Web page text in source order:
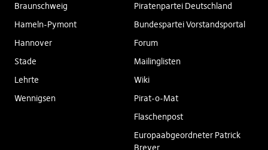
Braunschweig
Hameln-Pymont
Hannover
Stade
Lehrte
Wennigsen
Piratenpartei Deutschland
Bundespartei Vorstandsportal
Forum
Mailinglisten
Wiki
Pirat-o-Mat
Flaschenpost
Europaabgeordneter Patrick
Breyer